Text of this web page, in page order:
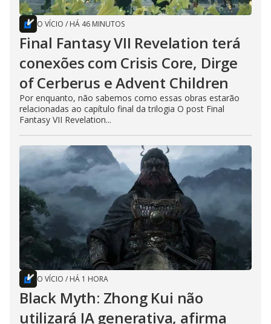
O VÍCIO / HÁ 46 MINUTOS
Final Fantasy VII Revelation terá
conexões com Crisis Core, Dirge
of Cerberus e Advent Children
Por enquanto, não sabemos como essas obras estarão
relacionadas ao capítulo final da trilogia O post Final
Fantasy VII Revelation...
O VÍCIO / HÁ 1 HORA
Black Myth: Zhong Kui não
utilizará IA generativa, afirma